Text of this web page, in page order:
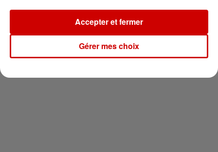
Newsletter
Gérer mes choix
Accepter et fermer